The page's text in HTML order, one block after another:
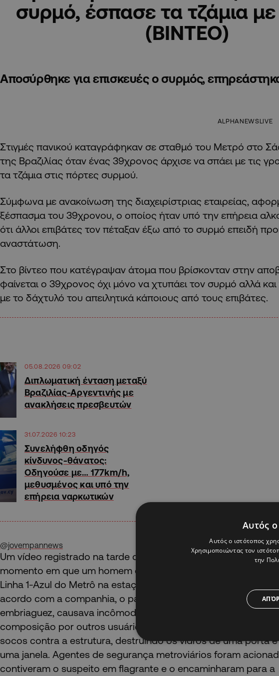
συρμό, έσπασε τα τζάμια με
(ΒΙΝΤΕΟ)
Αποσύρθηκε για επισκευές ο συρμός,
ALPHANEWSLIVE
Στιγμές πανικού καταγράφηκαν σε σταθμό του Μετρό στο
της Βραζιλίας όταν ένας 39χρονος άρχισε να σπάει με τις
τα τζάμια στις πόρτες συρμού.
Σύμφωνα με ανακοίνωση της διαχειρίστριας εταιρείας,
ξέσπασμα του 39χρονου, ο οποίος ήταν υπό την επήρεια
ότι άλλοι επιβάτες τον πέταξαν έξω από το συρμό επειδή
αναστάτωση.
Στο βίντεο που κατέγραψαν άτομα που βρίσκονταν στην
φαίνεται ο 39χρονος όχι μόνο να χτυπάει τον συρμό αλλά και
με το δάχτυλό του απειλητικά κάποιους από τους επιβάτες.
05.08.2026 09:02
Διπλωματική ένταση μεταξύ
Βραζιλίας-Αργεντινής με
ανακλήσεις πρεσβευτών
31.07.2026 10:23
Συνελήφθη οδηγός
κίνδυνος-θάνατος:
Οδηγούσε με… 177km/h,
μεθυσμένος και υπό την
επήρεια ναρκωτικών
@jovempannews
Um vídeo registrado na tarde deste sábado (30) mostra o
momento em que um homem quebra os vidros de um trem da
Linha 1-Azul do Metrô na estação Paraíso, zona sul de São
acordo com a companhia, o passageiro apresentava sinais de
embriaguez, causava incômodos dentro do vagão e foi
composição por outros usuários. Já na plataforma, ele desferiu
socos contra a estrutura, destruindo os vidros de uma porta
uma janela. Agentes de segurança metroviários foram
contiveram o suspeito em flagrante e o encaminharam para a
Αυτός
Αυτός ο ιστότοπος
Χρησιμοποιώντας τον
την